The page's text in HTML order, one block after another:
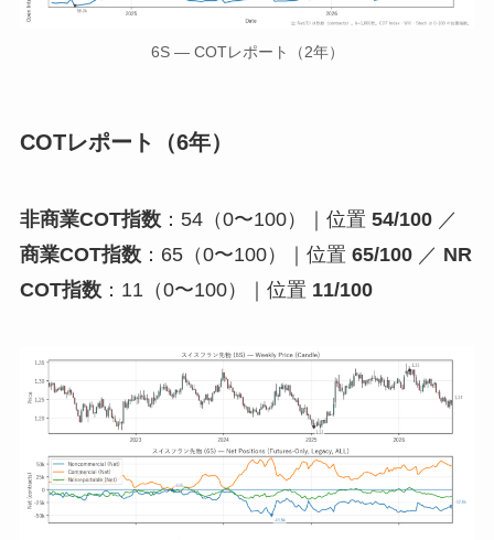
6S — COTレポート（2年）
COTレポート（6年）
非商業COT指数：54（0〜100）｜位置 54/100／
商業COT指数：65（0〜100）｜位置 65/100／ NR
COT指数：11（0〜100）｜位置 11/100